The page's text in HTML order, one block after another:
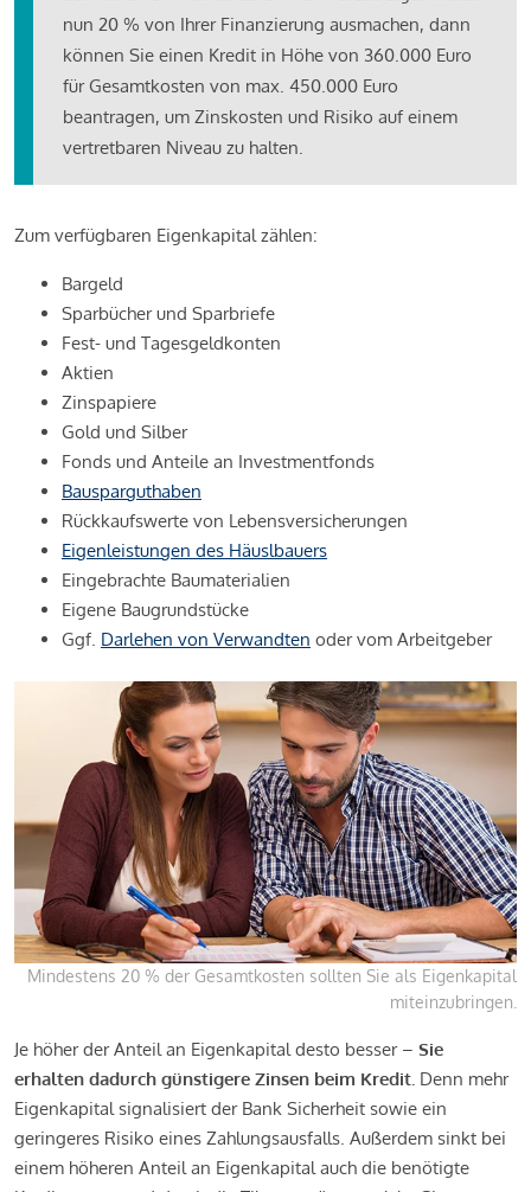
nun 20 % von Ihrer Finanzierung ausmachen, dann
können Sie einen Kredit in Höhe von 360.000 Euro
für Gesamtkosten von max. 450.000 Euro
beantragen, um Zinskosten und Risiko auf einem
vertretbaren Niveau zu halten.
Zum verfügbaren Eigenkapital zählen:
Bargeld
Sparbücher und Sparbriefe
Fest- und Tagesgeldkonten
Aktien
Zinspapiere
Gold und Silber
Fonds und Anteile an Investmentfonds
Bausparguthaben
Rückkaufswerte von Lebensversicherungen
Eigenleistungen des Häuslbauers
Eingebrachte Baumaterialien
Eigene Baugrundstücke
Ggf. Darlehen von Verwandten oder vom Arbeitgeber
Mindestens 20 % der Gesamtkosten sollten Sie als Eigenkapital
miteinzubringen.
Je höher der Anteil an Eigenkapital desto besser – Sie
erhalten dadurch günstigere Zinsen beim Kredit. Denn mehr
Eigenkapital signalisiert der Bank Sicherheit sowie ein
geringeres Risiko eines Zahlungsausfalls. Außerdem sinkt bei
einem höheren Anteil an Eigenkapital auch die benötigte